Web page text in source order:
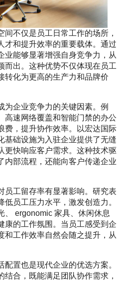
不仅是员工日常工作的场所，
才和提升效率的重要载体。通过
业能够显著增强自身竞争力，从
而出。这种优势不仅体现在员工
转化为更高的生产力和品牌价
为企业竞争力的关键因素。例
高速网络覆盖和智能门禁的办公
费，提升协作效率。以宏达国际
基础设施为入驻企业提供了无缝
更快响应客户需求。这种技术驱
内部流程，还能向客户传递企业
员工留存率有显著影响。研究表
员工压力水平，激发创造力。
、 ergonomic 家具、休闲休息
康的工作氛围。当员工感受到企
和工作效率自然会随之提升，从
置也是现代企业的优选方案。
合，既能满足团队协作需求，